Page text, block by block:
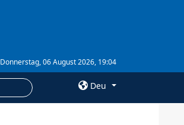
Donnerstag, 06 August 2026, 19:04
Deu